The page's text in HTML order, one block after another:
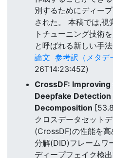
別するためにディー
された。 本稿では,視
トチューニング技術
と呼ばれる新しい手法
論文 参考訳（メタデ
26T14:23:45Z)
CrossDF:
Deepfake
Decomposition
クロスデータセット
(CrossDF)の性能を
分解(DID)フレームワ
ディープフェイク検